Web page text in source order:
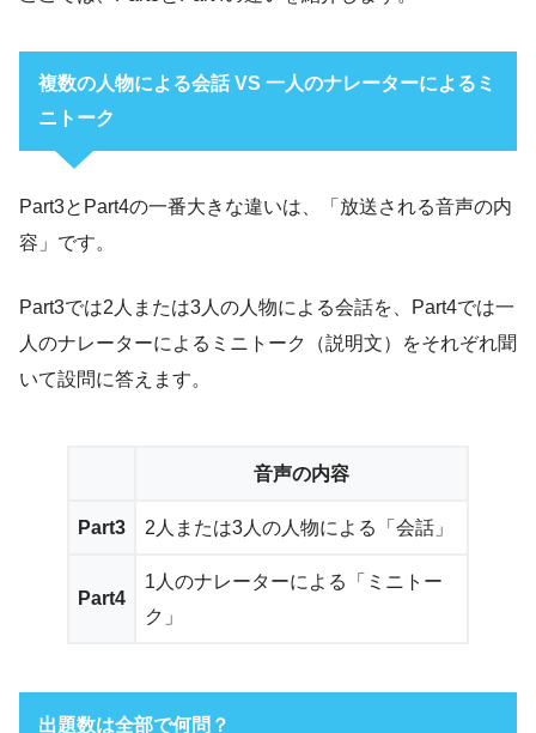
複数の人物による会話 VS 一人のナレーターによるミ
ニトーク
Part3とPart4の一番大きな違いは、「放送される音声の内
容」です。
Part3では2人または3人の人物による会話を、Part4では一
人のナレーターによるミニトーク（説明文）をそれぞれ聞
いて設問に答えます。
音声の内容
Part3 2人または3人の人物による「会話」
Part4
1人のナレーターによる「ミニトー
ク」
出題数は全部で何問？